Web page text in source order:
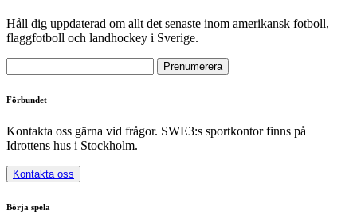
Håll dig uppdaterad om allt det senaste inom amerikansk fotboll,
flaggfotboll och landhockey i Sverige.
Förbundet
Kontakta oss gärna vid frågor. SWE3:s sportkontor finns på
Idrottens hus i Stockholm.
Kontakta oss
Börja spela